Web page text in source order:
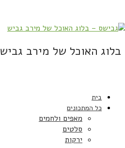
בלוג האוכל של מירב גביש
בית
כל המתכונים
מאפים ולחמים
סלטים
ירקות